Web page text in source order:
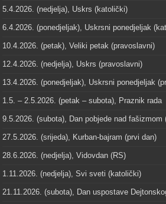
5.4.2026. (nedjelja), Uskrs (katolički)
6.4.2026. (ponedjeljak), Uskrsni ponedjeljak
10.4.2026. (petak), Veliki petak (pravoslavni)
12.4.2026. (nedjelja), Uskrs (pravoslavni)
13.4.2026. (ponedjeljak), Uskrsni ponedjeljak
1.5. – 2.5.2026. (petak – subota), Praznik rada
9.5.2026. (subota), Dan pobjede nad fašizmom
27.5.2026. (srijeda), Kurban-bajram (prvi dan)
28.6.2026. (nedjelja), Vidovdan (RS)
1.11.2026. (nedjelja), Svi sveti (katolički)
21.11.2026. (subota), Dan uspostave